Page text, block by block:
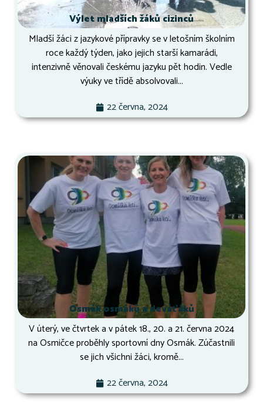
Výlet mladších žáků cizinců
Mladší žáci z jazykové přípravky se v letošním školním
roce každý týden, jako jejich starší kamarádi,
intenzivně věnovali českému jazyku pět hodin. Vedle
výuky ve třídě absolvovali...
22 června, 2024
Osmák osmáků a deváťáků
V úterý, ve čtvrtek a v pátek 18., 20. a 21. června 2024
na Osmičce proběhly sportovní dny Osmák. Zúčastnili
se jich všichni žáci, kromě...
22 června, 2024